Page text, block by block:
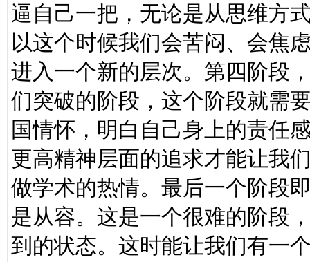
逼自己一把，无论是从思维方
以这个时候我们会苦闷、会焦
进入一个新的层次。第四阶段
们突破的阶段，这个阶段就需
国情怀，明白自己身上的责任
更高精神层面的追求才能让我
做学术的热情。最后一个阶段
是从容。这是一个很难的阶段
到的状态。这时能让我们有一